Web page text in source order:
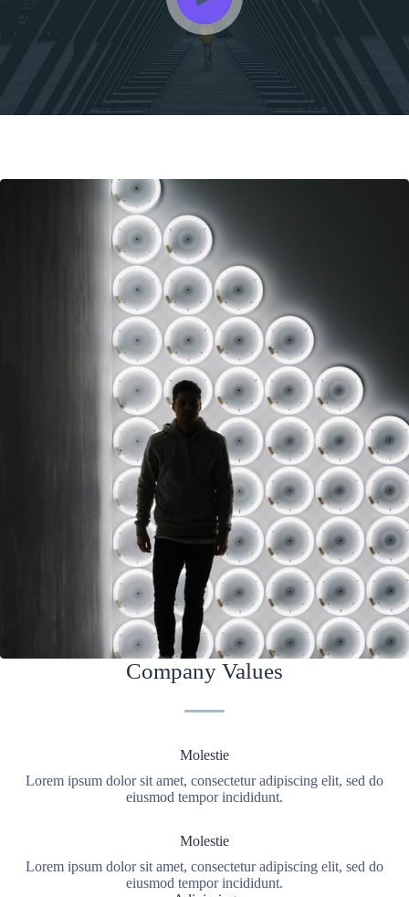
Company Values
Molestie
Lorem ipsum dolor sit amet, consectetur adipiscing elit, sed do
eiusmod tempor incididunt.
Molestie
Lorem ipsum dolor sit amet, consectetur adipiscing elit, sed do
eiusmod tempor incididunt.